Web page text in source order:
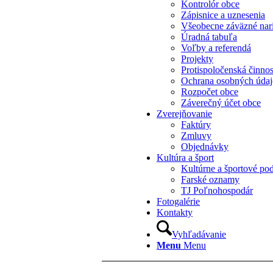
Kontrolór obce
Zápisnice a uznesenia
Všeobecne záväzné
Úradná tabuľa
Voľby a referendá
Projekty
Protispoločenská
Ochrana osobných
Rozpočet obce
Záverečný účet obce
Zverejňovanie
Faktúry
Zmluvy
Objednávky
Kultúra a šport
Kultúrne a športové
Farské oznamy
TJ Poľnohospodár
Fotogalérie
Kontakty
Vyhľadávanie
Menu Menu